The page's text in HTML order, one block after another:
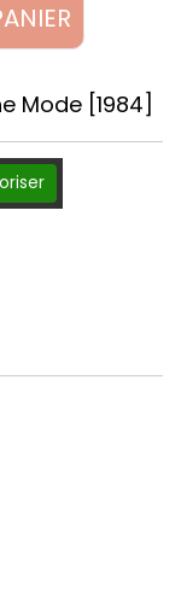
Mode [1984]